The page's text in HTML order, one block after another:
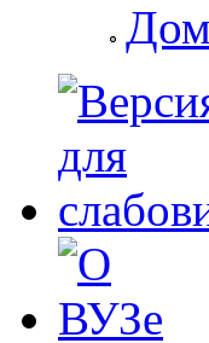
Дом